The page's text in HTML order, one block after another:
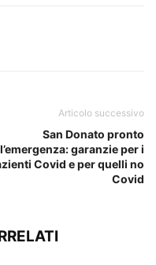
Articolo successivo
San Donato pronto
garanzie per i
Covid e per quelli no
Covid